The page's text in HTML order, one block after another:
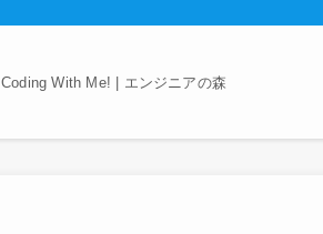
Coding With Me! | エンジニアの森